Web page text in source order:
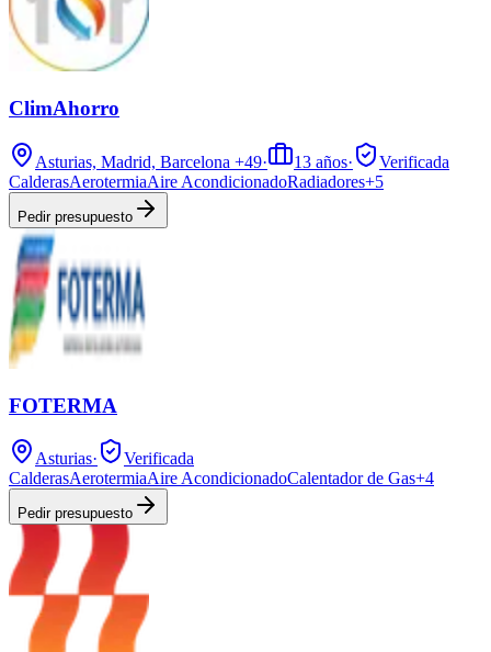
ClimAhorro
Asturias, Madrid, Barcelona +49· 13 años·
Verificada
CalderasAerotermiaAire AcondicionadoRadiadores+5
Pedir presupuesto
FOTERMA
Asturias·
Verificada
CalderasAerotermiaAire AcondicionadoCalentador de Gas+4
Pedir presupuesto